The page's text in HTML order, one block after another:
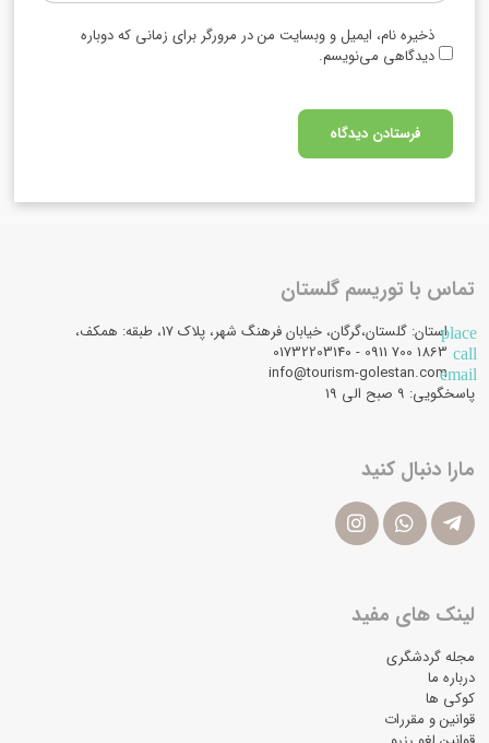
ذخیره نام، ایمیل و وبسایت من در مرورگر برای زمانی که دوباره
دیدگاهی می‌نویسم.
تماس با توریسم گلستان
placeاستان: گلستان،گرگان، خیابان فرهنگ شهر، پلاک 17، طبقه: همکف،
call
email
info@tourism-golestan.com
پاسخگویی: ۹ صبح الی 19
مارا دنبال کنید
لینک های مفید
مجله گردشگری
درباره ما
کوکی ها
قوانین و مقررات